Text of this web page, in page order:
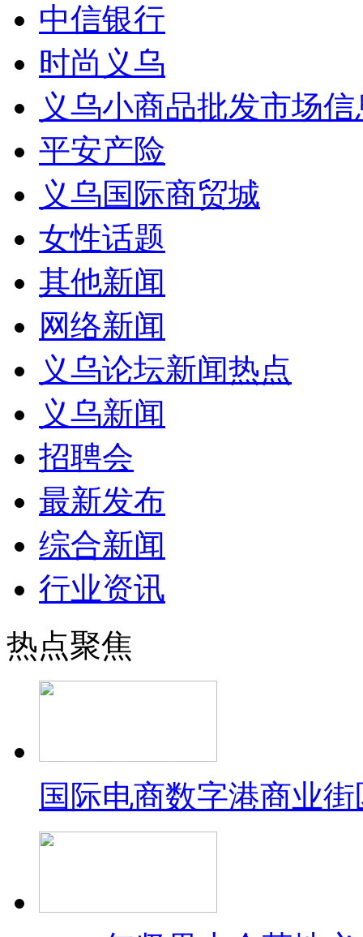
中信银行
时尚义乌
义乌小商品批发市场
平安产险
义乌国际商贸城
女性话题
其他新闻
网络新闻
义乌论坛新闻热点
义乌新闻
招聘会
最新发布
综合新闻
行业资讯
热点聚焦
国际电商数字港商业